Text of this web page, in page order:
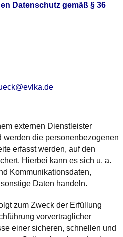
Datenschutz gemäß § 36
externen Dienstleister
werden die personenbezogenen
erfasst werden, auf den
Hierbei kann es sich u. a.
Kommunikationsdaten,
Daten handeln.
zum Zweck der Erfüllung
vorvertraglicher
einer sicheren, schnellen und